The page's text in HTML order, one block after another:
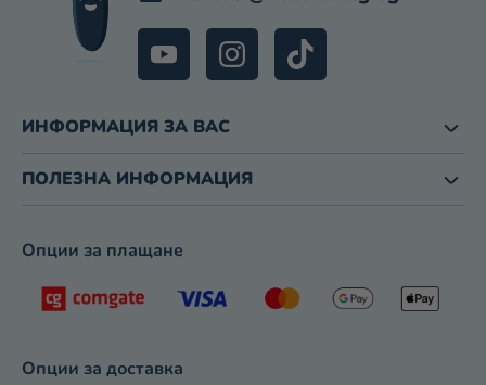
Н
Т
И
И
З
Б
ИНФОРМАЦИЯ ЗА ВАС
ПОЛЕЗНА ИНФОРМАЦИЯ
Опции за плащане
Опции за доставка